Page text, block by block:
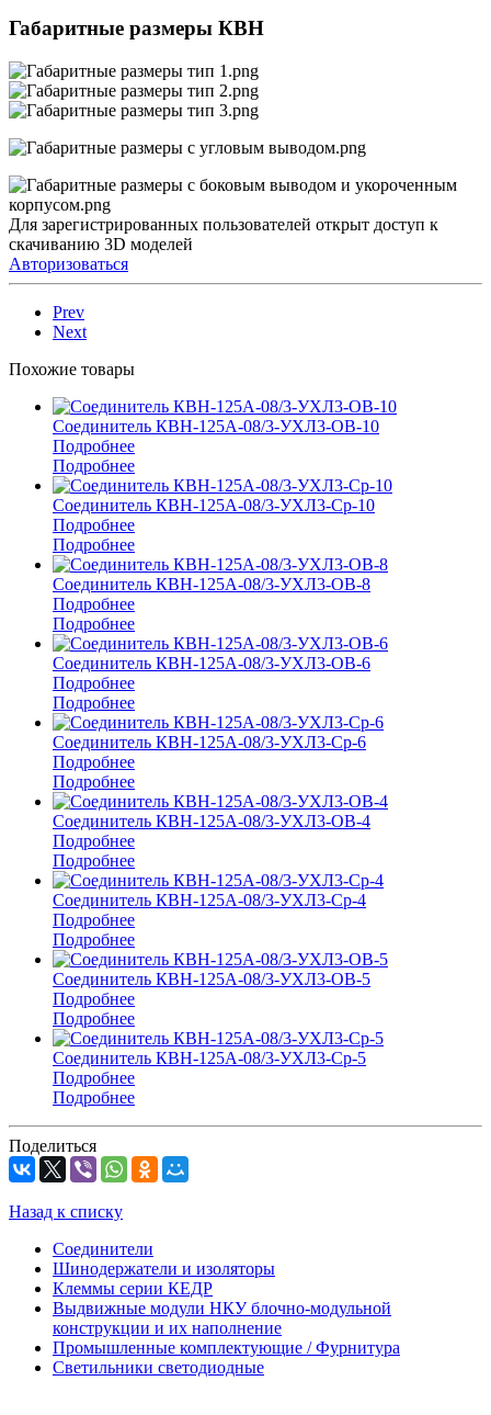
Габаритные размеры КВН
Для зарегистрированных пользователей открыт доступ к
скачиванию 3D моделей
Авторизоваться
Prev
Next
Похожие товары
Соединитель КВН-125А-08/3-УХЛ3-ОВ-10
Подробнее
Подробнее
Соединитель КВН-125А-08/3-УХЛ3-Ср-10
Подробнее
Подробнее
Соединитель КВН-125А-08/3-УХЛ3-ОВ-8
Подробнее
Подробнее
Соединитель КВН-125А-08/3-УХЛ3-ОВ-6
Подробнее
Подробнее
Соединитель КВН-125А-08/3-УХЛ3-Ср-6
Подробнее
Подробнее
Соединитель КВН-125А-08/3-УХЛ3-ОВ-4
Подробнее
Подробнее
Соединитель КВН-125А-08/3-УХЛ3-Ср-4
Подробнее
Подробнее
Соединитель КВН-125А-08/3-УХЛ3-ОВ-5
Подробнее
Подробнее
Соединитель КВН-125А-08/3-УХЛ3-Ср-5
Подробнее
Подробнее
Поделиться
Назад к списку
Соединители
Шинодержатели и изоляторы
Клеммы серии КЕДР
Выдвижные модули НКУ блочно-модульной
конструкции и их наполнение
Промышленные комплектующие / Фурнитура
Светильники светодиодные